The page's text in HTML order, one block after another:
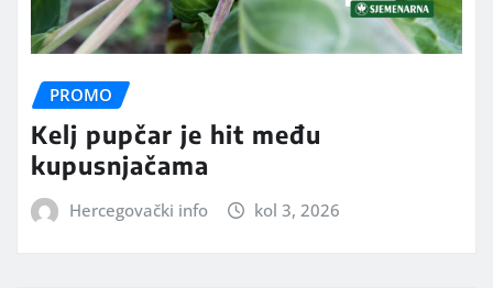
PROMO
Kelj pupčar je hit među
kupusnjačama
Hercegovački info kol 3, 2026